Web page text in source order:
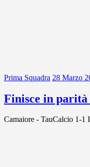
Prima Squadra 28 Marzo
Finisce in parità
Camaiore - TauCalcio 1-1